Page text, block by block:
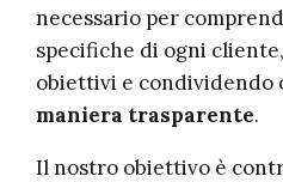
necessario per
specifiche di ogni
obiettivi e condividendo
maniera trasparente.
Il nostro obiettivo è